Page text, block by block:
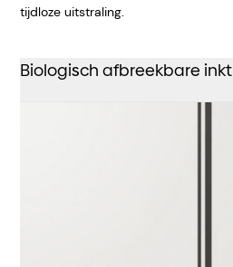
tijdloze uitstraling.
Biologisch afbreekbare inkt